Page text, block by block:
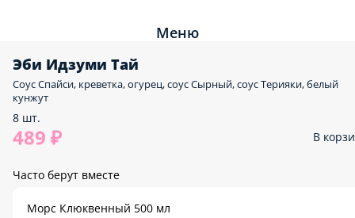
Меню
Эби Идзуми Тай
Соус Спайси, креветка, огурец, соус Сырный, соус Терияки, белый
кунжут
8 шт.
489 ₽ В
Часто берут вместе
Морс Клюквенный 500 мл